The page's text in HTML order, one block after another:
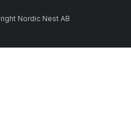
Nordic Nest AB